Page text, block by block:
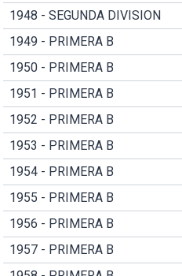
1948 - SEGUNDA DIVISION
1949 - PRIMERA B
1950 - PRIMERA B
1951 - PRIMERA B
1952 - PRIMERA B
1953 - PRIMERA B
1954 - PRIMERA B
1955 - PRIMERA B
1956 - PRIMERA B
1957 - PRIMERA B